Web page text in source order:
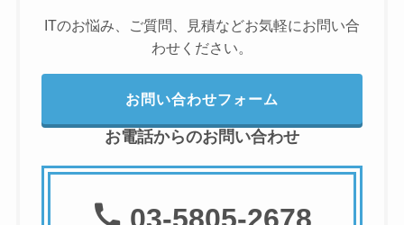
ITのお悩み、ご質問、見積などお気軽にお問い合
わせください。
お問い合わせフォーム
お電話からのお問い合わせ